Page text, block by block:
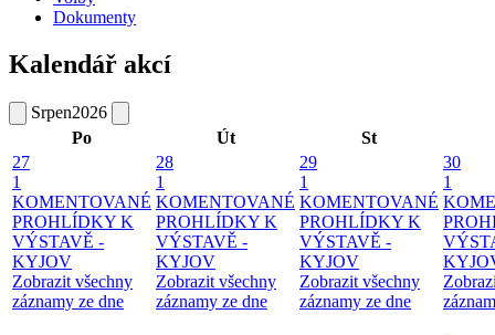
Dokumenty
Kalendář akcí
Srpen2026
Po
Út
St
27
1
KOMENTOVANÉ
PROHLÍDKY K
VÝSTAVĚ -
KYJOV
Zobrazit všechny
záznamy ze dne
28
1
KOMENTOVANÉ
PROHLÍDKY K
VÝSTAVĚ -
KYJOV
Zobrazit všechny
záznamy ze dne
29
1
KOMENTOVANÉ
PROHLÍDKY K
VÝSTAVĚ -
KYJOV
Zobrazit všechny
záznamy ze dne
30
1